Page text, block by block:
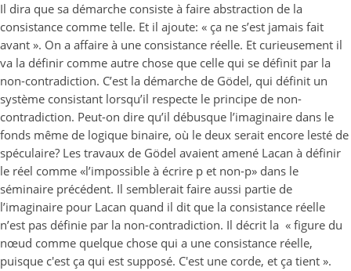
Il dira que sa démarche consiste à faire abstraction de la
consistance comme telle. Et il ajoute: « ça ne s’est jamais fait
avant ». On a affaire à une consistance réelle. Et curieusement il
va la définir comme autre chose que celle qui se définit par la
non-contradiction. C’est la démarche de Gödel, qui définit un
système consistant lorsqu’il respecte le principe de non-
contradiction. Peut-on dire qu’il débusque l’imaginaire dans le
fonds même de logique binaire, où le deux serait encore lesté de
spéculaire? Les travaux de Gödel avaient amené Lacan à définir
le réel comme «l’impossible à écrire p et non-p» dans le
séminaire précédent. Il semblerait faire aussi partie de
l’imaginaire pour Lacan quand il dit que la consistance réelle
n’est pas définie par la non-contradiction. Il décrit la « figure du
nœud comme quelque chose qui a une consistance réelle,
puisque c'est ça qui est supposé. C'est une corde, et ça tient ».